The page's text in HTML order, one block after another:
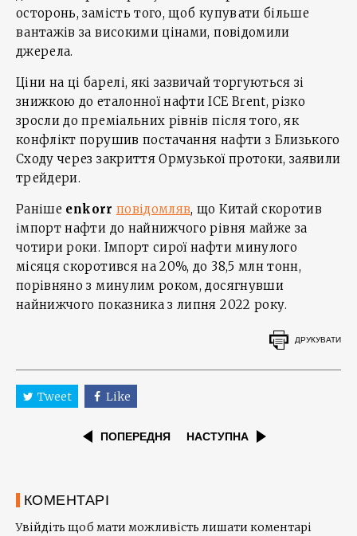
осторонь, замість того, щоб купувати більше
вантажів за високими цінами, повідомили
джерела.
Ціни на ці барелі, які зазвичай торгуються зі
знижкою до еталонної нафти ICE Brent, різко
зросли до преміальних рівнів після того, як
конфлікт порушив постачання нафти з Близького
Сходу через закриття Ормузької протоки, заявили
трейдери.
Раніше enkorr повідомляв, що Китай скоротив
імпорт нафти до найнижчого рівня майже за
чотири роки. Імпорт сирої нафти минулого
місяця скоротився на 20%, до 38,5 млн тонн,
порівняно з минулим роком, досягнувши
найнижчого показника з липня 2022 року.
ДРУКУВАТИ
Tweet Like
ПОПЕРЕДНЯ НАСТУПНА
КОМЕНТАРІ
Увійдіть щоб мати можливість лишати коментарі